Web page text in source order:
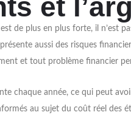
et
de plus en plus forte, il n’est
aussi des risques
et tout problème financier
chaque année, ce qui peut
au sujet du coût réel des